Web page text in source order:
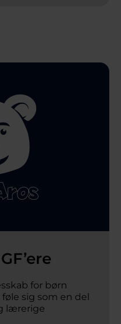
for børn
føle sig som en del
lærerige